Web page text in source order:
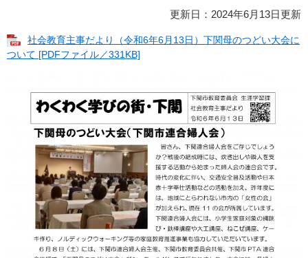
更新日：2024年6月13日更新
社会教育主事だより（令和6年6月13日）下関母のつどい大会に
ついて [PDFファイル／331KB]